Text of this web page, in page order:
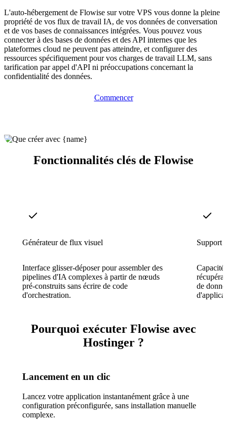
L'auto-hébergement de Flowise sur votre VPS vous donne la pleine
propriété de vos flux de travail IA, de vos données de conversation
et de vos bases de connaissances intégrées. Vous pouvez vous
connecter à des bases de données et des API internes que les
plateformes cloud ne peuvent pas atteindre, et configurer des
ressources spécifiquement pour vos charges de travail LLM, sans
tarification par appel d'API ni préoccupations concernant la
confidentialité des données.
Commencer
Fonctionnalités clés de Flowise
Générateur de flux visuel
Interface glisser-déposer pour assembler des
pipelines d'IA complexes à partir de nœuds
pré-construits sans écrire de code
d'orchestration.
Support
de
Pourquoi exécuter Flowise avec
Hostinger ?
Lancement en un clic
Lancez votre application instantanément grâce à une
configuration préconfigurée, sans installation manuelle
complexe.